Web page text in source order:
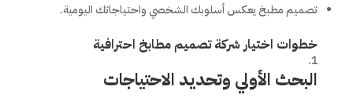
تصميم مطبخ يعكس أسلوبك الشخصي واحتياجاتك اليومية.
خطوات اختيار شركة تصميم مطابخ احترافية
البحث الأولي وتحديد الاحتياجات